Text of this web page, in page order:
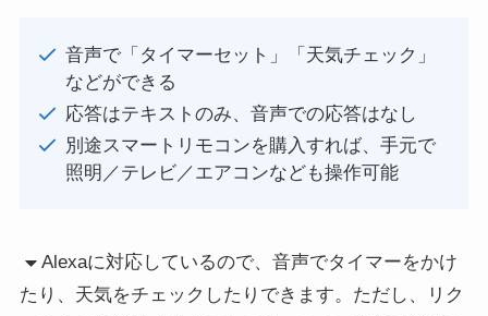
音声で「タイマーセット」「天気チェック」
などができる
応答はテキストのみ、音声での応答はなし
別途スマートリモコンを購入すれば、手元で
照明／テレビ／エアコンなども操作可能
Alexaに対応しているので、音声でタイマーをかけ
たり、天気をチェックしたりできます。ただし、リク